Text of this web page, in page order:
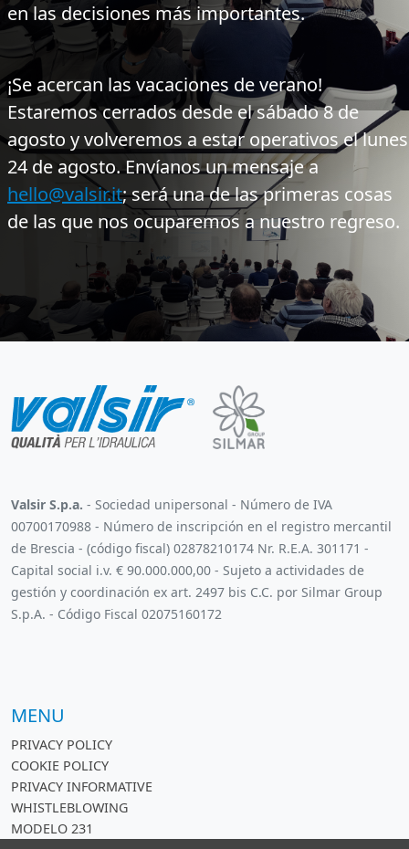
en las decisiones más importantes.
¡Se acercan las vacaciones de verano!
Estaremos cerrados desde el sábado 8 de
agosto y volveremos a estar operativos el lunes
24 de agosto. Envíanos un mensaje a
hello@valsir.it; será una de las primeras cosas
de las que nos ocuparemos a nuestro regreso.
Valsir S.p.a. - Sociedad unipersonal - Número de IVA
00700170988 - Número de inscripción en el registro mercantil
de Brescia - (código fiscal) 02878210174 Nr. R.E.A. 301171 -
Capital social i.v. € 90.000.000,00 - Sujeto a actividades de
gestión y coordinación ex art. 2497 bis C.C. por Silmar Group
S.p.A. - Código Fiscal 02075160172
MENU
PRIVACY POLICY
COOKIE POLICY
PRIVACY INFORMATIVE
WHISTLEBLOWING
MODELO 231